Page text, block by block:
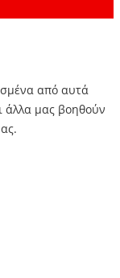
από αυτά
άλλα μας βοηθούν